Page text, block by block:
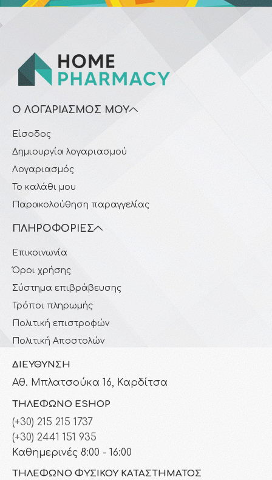
Ο ΛΟΓΑΡΙΑΣΜΌΣ ΜΟΥ
Είσοδος
Δημιουργία λογαριασμού
Λογαριασμός
Το καλάθι μου
Παρακολούθηση παραγγελίας
ΠΛΗΡΟΦΟΡΊΕΣ
Επικοινωνία
Όροι χρήσης
Σύστημα επιβράβευσης
Τρόποι πληρωμής
Πολιτική επιστροφών
Πολιτική Αποστολών
ΔΙΕΎΘΥΝΣΗ
Αθ. Μπλατσούκα 16, Καρδίτσα
ΤΗΛΈΦΩΝΟ ESHOP
(+30) 215 215 1737
(+30) 2441 151 935
Καθημερινές 8:00 - 16:00
ΤΗΛΈΦΩΝΟ ΦΥΣΙΚΟΎ ΚΑΤΑΣΤΉΜΑΤΟΣ